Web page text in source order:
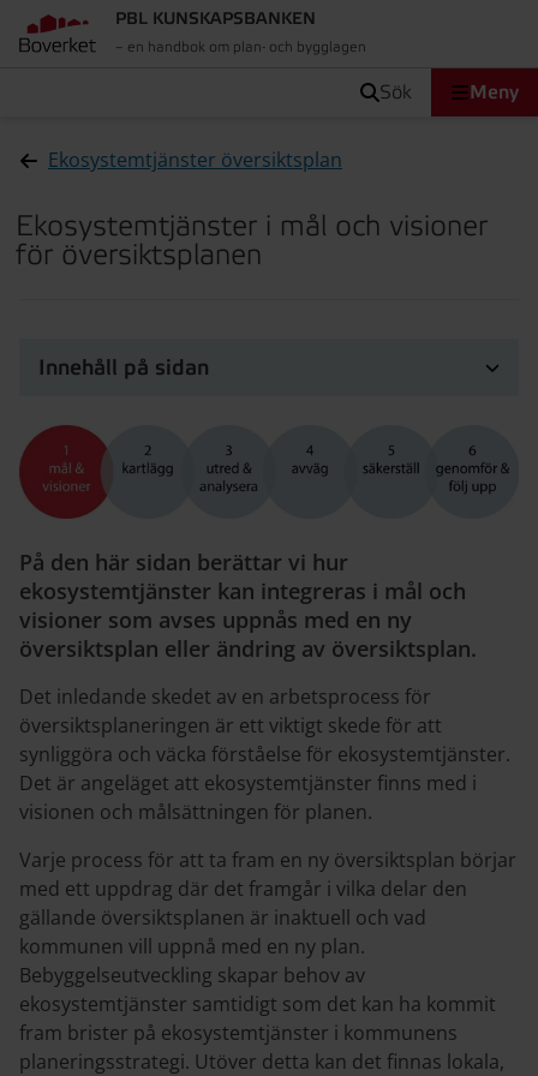
PBL KUNSKAPSBANKEN
– en handbok om plan- och bygglagen
sök Meny
Ekosystemtjänster översiktsplan
Ekosystemtjänster i mål och visioner
för översiktsplanen
Innehåll på sidan
På den här sidan berättar vi hur
ekosystemtjänster kan integreras i mål och
visioner som avses uppnås med en ny
översiktsplan eller ändring av översiktsplan.
Det inledande skedet av en arbetsprocess för
översiktsplaneringen är ett viktigt skede för att
synliggöra och väcka förståelse för ekosystemtjänster.
Det är angeläget att ekosystemtjänster finns med i
visionen och målsättningen för planen.
Varje process för att ta fram en ny översiktsplan börjar
med ett uppdrag där det framgår i vilka delar den
gällande översiktsplanen är inaktuell och vad
kommunen vill uppnå med en ny plan.
Bebyggelseutveckling skapar behov av
ekosystemtjänster samtidigt som det kan ha kommit
fram brister på ekosystemtjänster i kommunens
planeringsstrategi. Utöver detta kan det finnas lokala,